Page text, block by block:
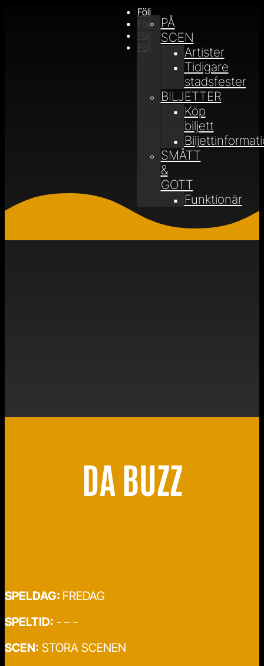
Följ
Följ
Följ
Följ
PÅ
SCEN
Artister
Tidigare
stadsfester
BILJETTER
Köp
biljett
SMÅTT
&
GOTT
Funktionär
DA BUZZ
SPELDAG: FREDAG
SPELTID: - – -
SCEN: STORA SCENEN